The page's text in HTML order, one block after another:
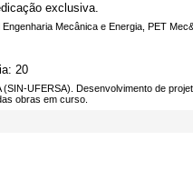
exclusiva.
Mecânica e Energia, PET
20
UFERSA). Desenvolvimento de
obras em curso.